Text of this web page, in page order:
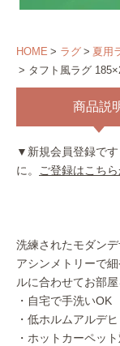
HOME ラグ 夏用
タフト風ラグ
商品説
▼新規会員登録で
に。
ご登録はこちら
洗練されたモダンデ
アシンメトリーで
ルに合わせてお部
・自宅で手洗いOK
・低ホルムアルデヒ
・ホットカーペッ